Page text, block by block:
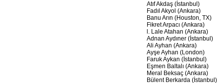
Atıf Akdaş (İstanbul)
Fadıl Akyol (Ankara)
Banu Arın (Houston, TX)
Fikret Arpacı (Ankara)
l. Lale Atahan (Ankara)
Adnan Aydıner (İstanbul)
Ali Ayhan (Ankara)
Ayşe Ayhan (London)
Faruk Aykan (İstanbul)
Eşmen Baltalı (Ankara)
Meral Beksaç (Ankara)
Bülent Berkarda (İstanbul)